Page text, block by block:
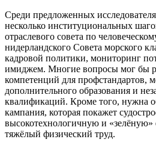
Среди предложенных
несколько институциональных
отраслевого совета по
нидерландского Совета морского
кадровой политики, мониторинг
имиджем. Многие вопросы мог бы
компетенций для профстандартов,
дополнительного образования и
квалификаций. Кроме того, нужна
кампания, которая покажет
высокотехнологичную и «зелёную»
тяжёлый физический труд.